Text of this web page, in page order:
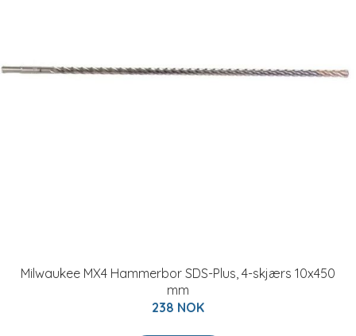
Milwaukee MX4 Hammerbor SDS-Plus, 4-skjærs 10x450
mm
238 NOK